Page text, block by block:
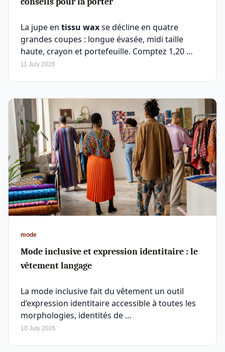
La jupe en tissu waxse décline en quatre
grandes coupes : longue évasée, midi taille
haute, crayon et portefeuille. Comptez 1,20 …
11 July 2026
mode
Mode inclusive et expression identitaire : le
vêtement langage
La mode inclusive fait du vêtement un outil
d’expression identitaire accessible à toutes les
morphologies, identités de …
10 July 2026